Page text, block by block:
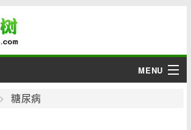
MENU
糖尿病